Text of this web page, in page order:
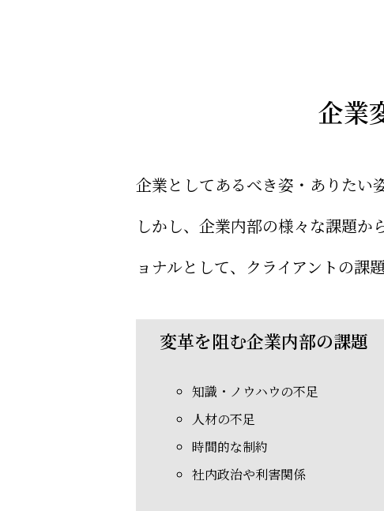
企業
企業としてあるべき姿・ありたい
しかし、企業内部の様々な課題か
ョナルとして、クライアントの課
変革を阻む企業内部の課題
知識・ノウハウの不足
人材の不足
時間的な制約
社内政治や利害関係